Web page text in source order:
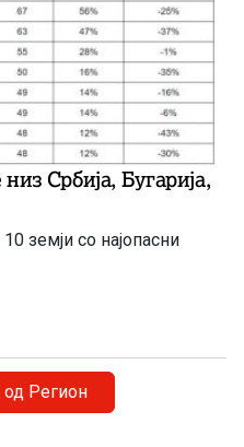
Србија, Бугарија,
земји со најопасни
од Регион